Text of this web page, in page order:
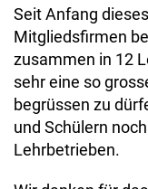
Seit Anfang
Mitgliedsfirmen
zusammen in 12
sehr eine so
begrüssen zu
und Schülern
Lehrbetrieben.